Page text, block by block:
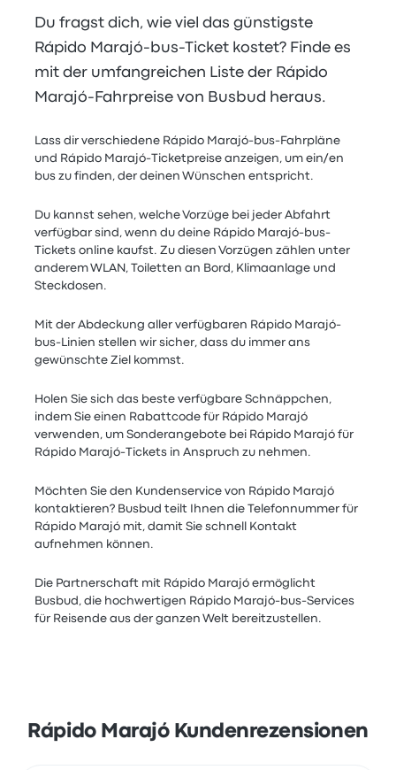
Du fragst dich, wie viel das günstigste
Rápido Marajó-bus-Ticket kostet? Finde es
mit der umfangreichen Liste der Rápido
Marajó-Fahrpreise von Busbud heraus.
Lass dir verschiedene Rápido Marajó-bus-Fahrpläne
und Rápido Marajó-Ticketpreise anzeigen, um ein/en
bus zu finden, der deinen Wünschen entspricht.
Du kannst sehen, welche Vorzüge bei jeder Abfahrt
verfügbar sind, wenn du deine Rápido Marajó-bus-
Tickets online kaufst. Zu diesen Vorzügen zählen unter
anderem WLAN, Toiletten an Bord, Klimaanlage und
Steckdosen.
Mit der Abdeckung aller verfügbaren Rápido Marajó-
bus-Linien stellen wir sicher, dass du immer ans
gewünschte Ziel kommst.
Holen Sie sich das beste verfügbare Schnäppchen,
indem Sie einen Rabattcode für Rápido Marajó
verwenden, um Sonderangebote bei Rápido Marajó für
Rápido Marajó-Tickets in Anspruch zu nehmen.
Möchten Sie den Kundenservice von Rápido Marajó
kontaktieren? Busbud teilt Ihnen die Telefonnummer für
Rápido Marajó mit, damit Sie schnell Kontakt
aufnehmen können.
Die Partnerschaft mit Rápido Marajó ermöglicht
Busbud, die hochwertigen Rápido Marajó-bus-Services
für Reisende aus der ganzen Welt bereitzustellen.
Rápido Marajó Kundenrezensionen